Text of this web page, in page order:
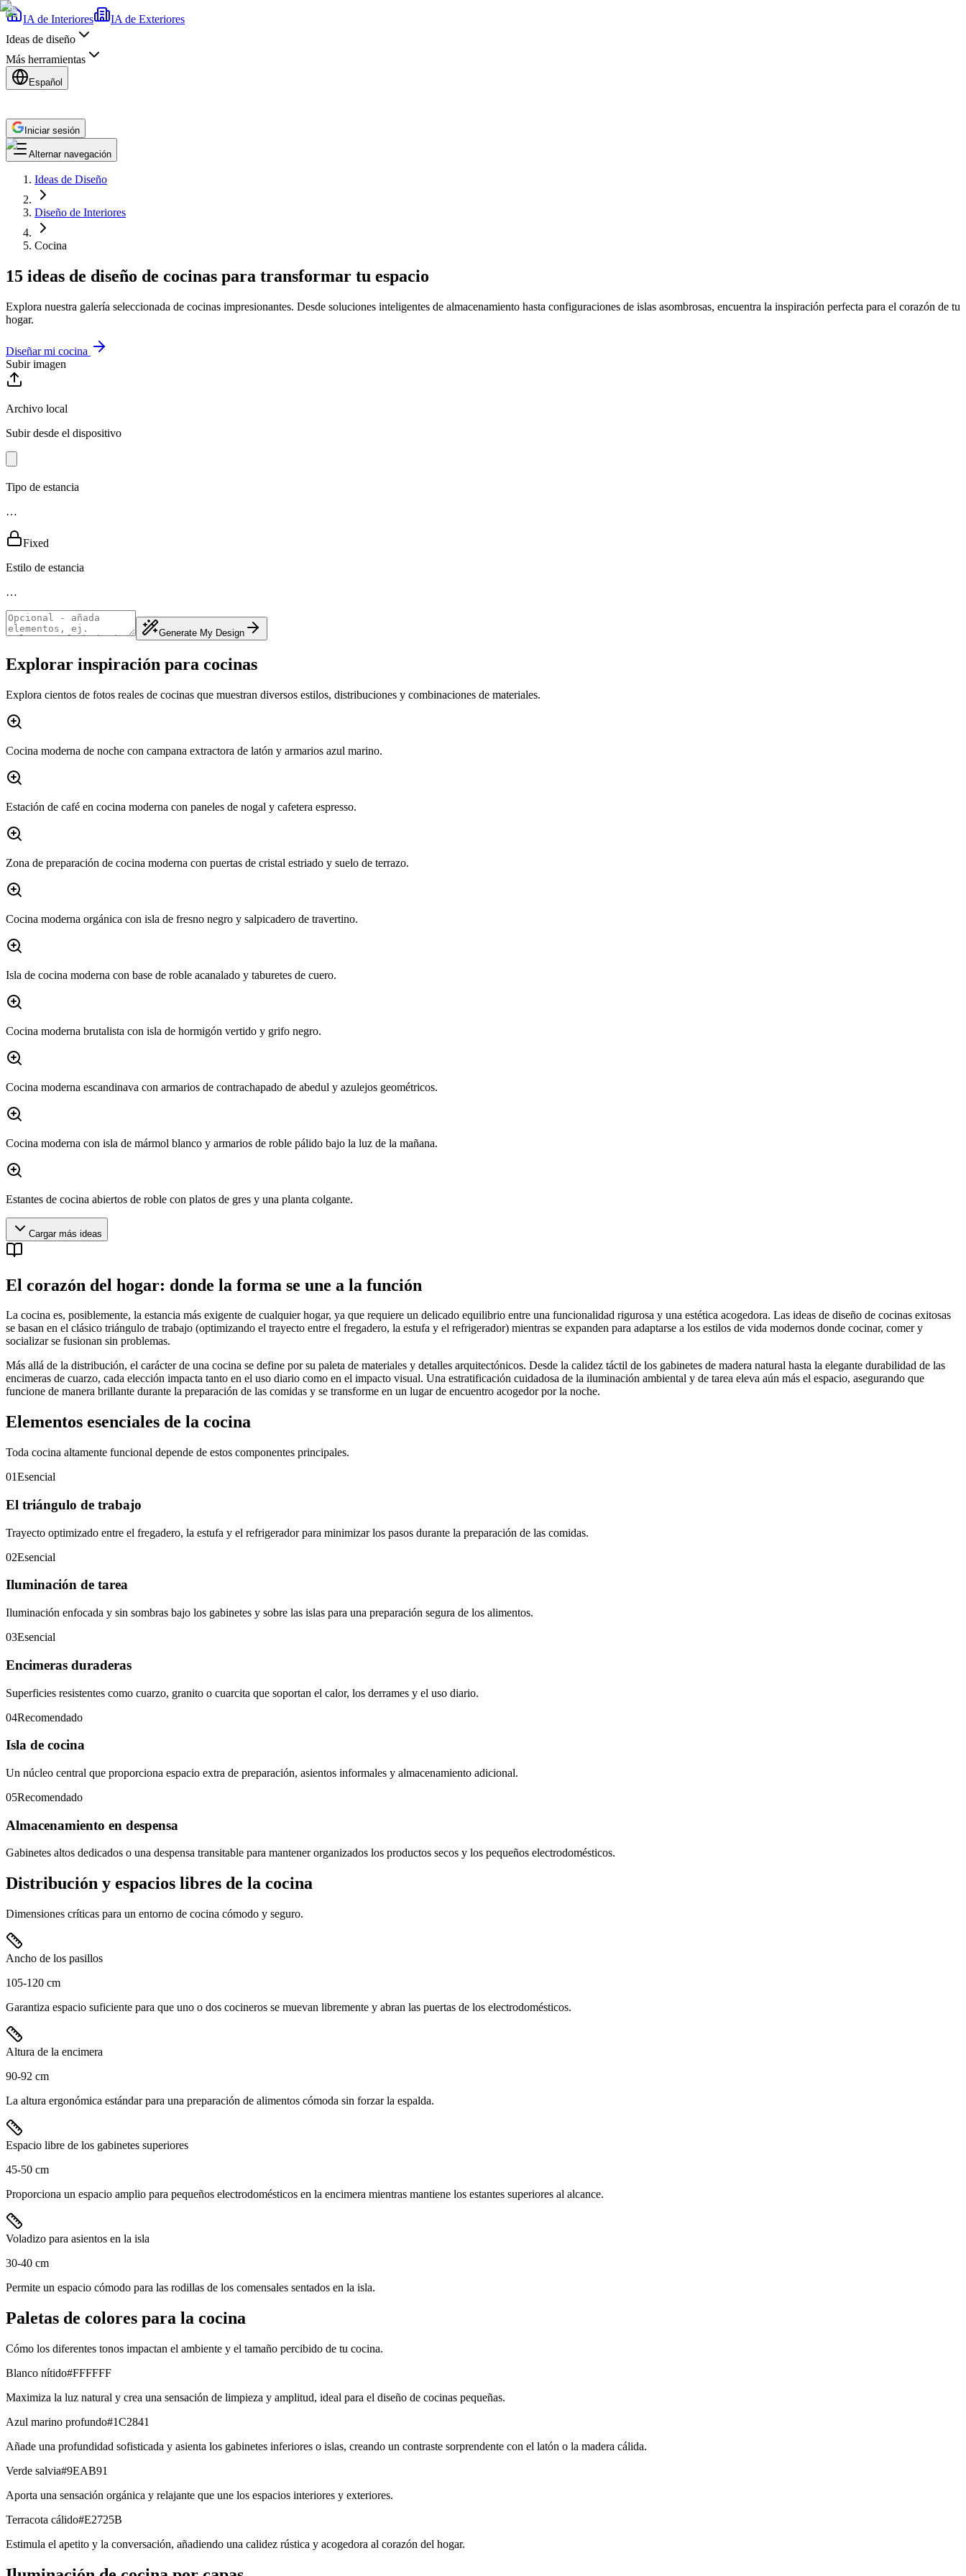
IA de Interiores
IA de Exteriores
Ideas de diseño
Más herramientas
Español
Iniciar sesión
Alternar navegación
Ideas de Diseño
Diseño de Interiores
Cocina
15 ideas de diseño de cocinas para transformar tu espacio
Explora nuestra galería seleccionada de cocinas impresionantes. Desde soluciones inteligentes de almacenamiento hasta configuraciones de islas asombrosas, encuentra la inspiración perfecta para el corazón de tu
hogar.
Diseñar mi cocina
Subir imagen
Archivo local
Subir desde el dispositivo
Tipo de estancia
…
Fixed
Estilo de estancia
…
Generate My Design
Explorar inspiración para cocinas
Explora cientos de fotos reales de cocinas que muestran diversos estilos, distribuciones y combinaciones de materiales.
Cocina moderna de noche con campana extractora de latón y armarios azul marino.
Estación de café en cocina moderna con paneles de nogal y cafetera espresso.
Zona de preparación de cocina moderna con puertas de cristal estriado y suelo de terrazo.
Cocina moderna orgánica con isla de fresno negro y salpicadero de travertino.
Isla de cocina moderna con base de roble acanalado y taburetes de cuero.
Cocina moderna brutalista con isla de hormigón vertido y grifo negro.
Cocina moderna escandinava con armarios de contrachapado de abedul y azulejos geométricos.
Cocina moderna con isla de mármol blanco y armarios de roble pálido bajo la luz de la mañana.
Estantes de cocina abiertos de roble con platos de gres y una planta colgante.
Cargar más ideas
El corazón del hogar: donde la forma se une a la función
La cocina es, posiblemente, la estancia más exigente de cualquier hogar, ya que requiere un delicado equilibrio entre una funcionalidad rigurosa y una estética acogedora. Las ideas de diseño de cocinas exitosas
se basan en el clásico triángulo de trabajo (optimizando el trayecto entre el fregadero, la estufa y el refrigerador) mientras se expanden para adaptarse a los estilos de vida modernos donde cocinar, comer y
socializar se fusionan sin problemas.
Más allá de la distribución, el carácter de una cocina se define por su paleta de materiales y detalles arquitectónicos. Desde la calidez táctil de los gabinetes de madera natural hasta la elegante durabilidad de las
encimeras de cuarzo, cada elección impacta tanto en el uso diario como en el impacto visual. Una estratificación cuidadosa de la iluminación ambiental y de tarea eleva aún más el espacio, asegurando que
funcione de manera brillante durante la preparación de las comidas y se transforme en un lugar de encuentro acogedor por la noche.
Elementos esenciales de la cocina
Toda cocina altamente funcional depende de estos componentes principales.
01Esencial
El triángulo de trabajo
Trayecto optimizado entre el fregadero, la estufa y el refrigerador para minimizar los pasos durante la preparación de las comidas.
02Esencial
Iluminación de tarea
Iluminación enfocada y sin sombras bajo los gabinetes y sobre las islas para una preparación segura de los alimentos.
03Esencial
Encimeras duraderas
Superficies resistentes como cuarzo, granito o cuarcita que soportan el calor, los derrames y el uso diario.
04Recomendado
Isla de cocina
Un núcleo central que proporciona espacio extra de preparación, asientos informales y almacenamiento adicional.
05Recomendado
Almacenamiento en despensa
Gabinetes altos dedicados o una despensa transitable para mantener organizados los productos secos y los pequeños electrodomésticos.
Distribución y espacios libres de la cocina
Dimensiones críticas para un entorno de cocina cómodo y seguro.
Ancho de los pasillos
105-120 cm
Garantiza espacio suficiente para que uno o dos cocineros se muevan libremente y abran las puertas de los electrodomésticos.
Altura de la encimera
90-92 cm
La altura ergonómica estándar para una preparación de alimentos cómoda sin forzar la espalda.
Espacio libre de los gabinetes superiores
45-50 cm
Proporciona un espacio amplio para pequeños electrodomésticos en la encimera mientras mantiene los estantes superiores al alcance.
Voladizo para asientos en la isla
30-40 cm
Permite un espacio cómodo para las rodillas de los comensales sentados en la isla.
Paletas de colores para la cocina
Cómo los diferentes tonos impactan el ambiente y el tamaño percibido de tu cocina.
Blanco nítido#FFFFFF
Maximiza la luz natural y crea una sensación de limpieza y amplitud, ideal para el diseño de cocinas pequeñas.
Azul marino profundo#1C2841
Añade una profundidad sofisticada y asienta los gabinetes inferiores o islas, creando un contraste sorprendente con el latón o la madera cálida.
Verde salvia#9EAB91
Aporta una sensación orgánica y relajante que une los espacios interiores y exteriores.
Terracota cálido#E2725B
Estimula el apetito y la conversación, añadiendo una calidez rústica y acogedora al corazón del hogar.